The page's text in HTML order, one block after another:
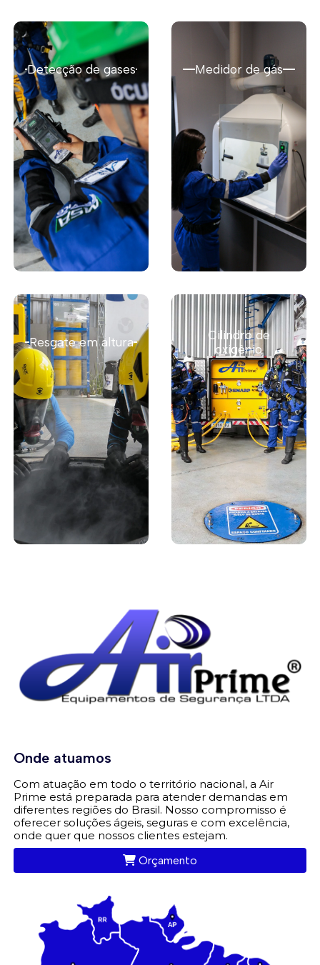
Detecção de gases
Saiba mais
Medidor de gás
Resgate em altura
Saiba mais
Cilindro de
oxigênio
Onde atuamos
Com atuação em todo o território nacional, a Air
Prime está preparada para atender demandas em
diferentes regiões do Brasil. Nosso compromisso é
oferecer soluções ágeis, seguras e com excelência,
onde quer que nossos clientes estejam.
Orçamento